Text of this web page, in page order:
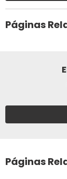
Páginas
Páginas